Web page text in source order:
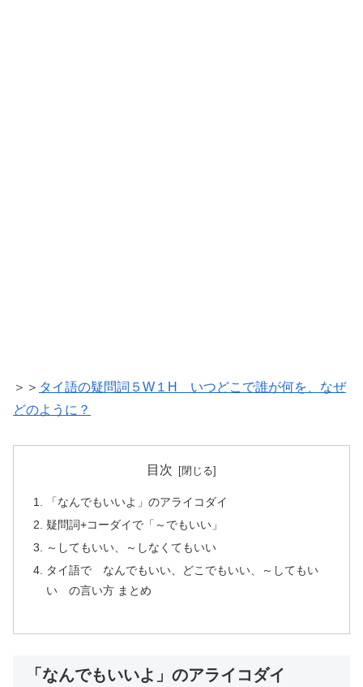
＞＞ タイ語の疑問詞５W１H いつどこで誰が何を、なぜ
どのように？
目次
「なんでもいいよ」のアライコダイ
疑問詞+コーダイで「～でもいい」
～してもいい、～しなくてもいい
タイ語で なんでもいい、どこでもいい、～してもい
い の言い方 まとめ
「なんでもいいよ」のアライコダイ